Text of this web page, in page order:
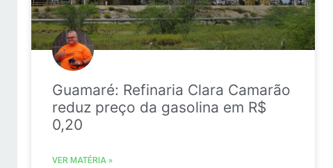
Guamaré: Refinaria Clara Camarão
reduz preço da gasolina em R$
0,20
VER MATÉRIA »